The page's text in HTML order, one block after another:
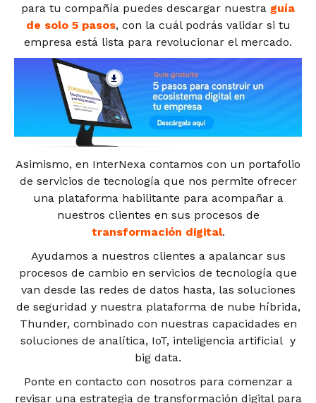
para tu compañía puedes descargar nuestra guía
de solo 5 pasos, con la cuál podrás validar si tu
empresa está lista para revolucionar el mercado.
Asimismo, en InterNexa contamos con un portafolio
de servicios de tecnología que nos permite ofrecer
una plataforma habilitante para acompañar a
nuestros clientes en sus procesos de
transformación digital.
Ayudamos a nuestros clientes a apalancar sus
procesos de cambio en servicios de tecnología que
van desde las redes de datos hasta, las soluciones
de seguridad y nuestra plataforma de nube híbrida,
Thunder, combinado con nuestras capacidades en
soluciones de analítica, IoT, inteligencia artificial y
big data.
Ponte en contacto con nosotros para comenzar a
revisar una estrategia de transformación digital para